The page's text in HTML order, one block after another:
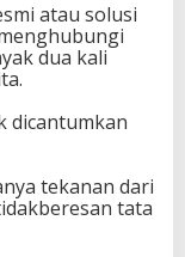
atau solusi
dua kali
dicantumkan
tekanan dari
tata